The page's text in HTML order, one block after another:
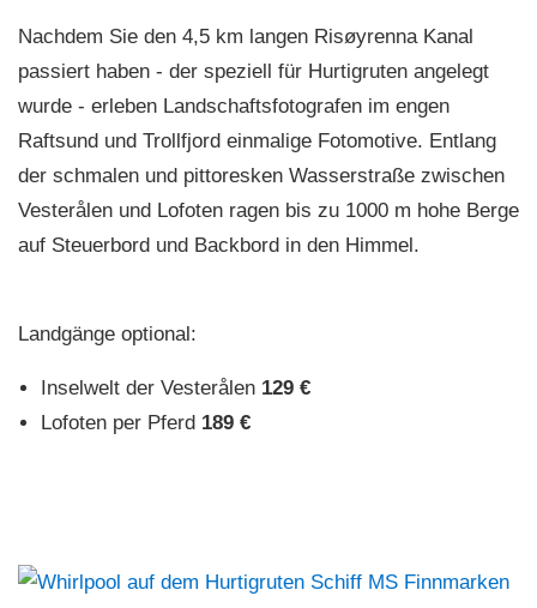
Nachdem Sie den 4,5 km langen Risøyrenna Kanal
passiert haben - der speziell für Hurtigruten angelegt
wurde - erleben Landschaftsfotografen im engen
Raftsund und Trollfjord einmalige Fotomotive. Entlang
der schmalen und pittoresken Wasserstraße zwischen
Vesterålen und Lofoten ragen bis zu 1000 m hohe Berge
auf Steuerbord und Backbord in den Himmel.
Landgänge optional:
Inselwelt der Vesterålen 129 €
Lofoten per Pferd 189 €